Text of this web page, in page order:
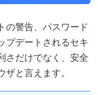
の警告、パスワード
プデートされるセキ
さだけでなく、安全
と言えます。